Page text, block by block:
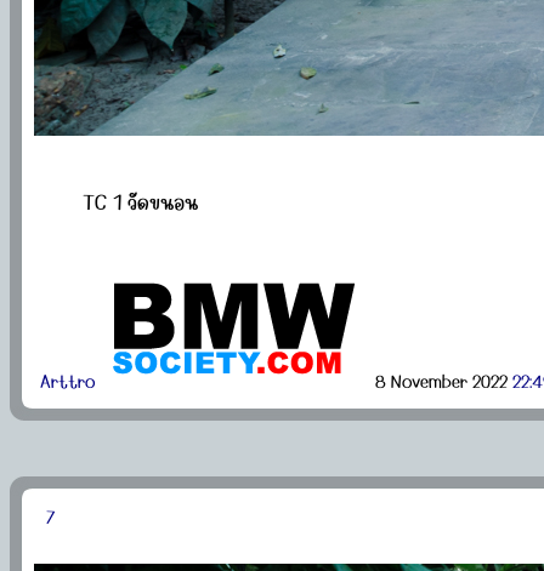
TC 1 วัดขนอน
Arttro 8 November 2022
7